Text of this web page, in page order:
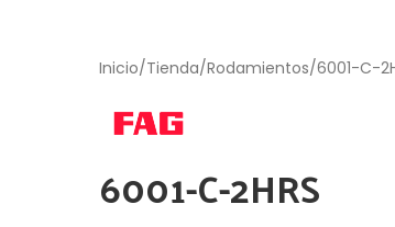
Inicio Tienda Rodamientos 6001-C-
6001-C-2HRS